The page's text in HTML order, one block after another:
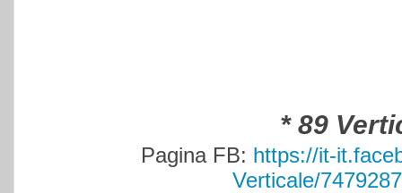
* 89
Pagina FB: https://it-
Verticale/